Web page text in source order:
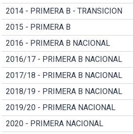
2014 - PRIMERA B - TRANSICION
2015 - PRIMERA B
2016 - PRIMERA B NACIONAL
2016/17 - PRIMERA B NACIONAL
2017/18 - PRIMERA B NACIONAL
2018/19 - PRIMERA B NACIONAL
2019/20 - PRIMERA NACIONAL
2020 - PRIMERA NACIONAL